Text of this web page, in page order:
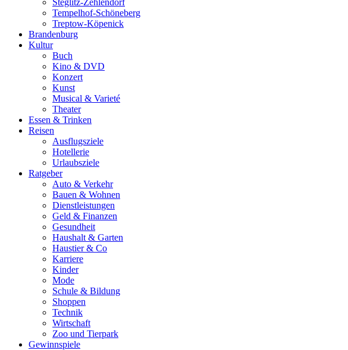
Steglitz-Zehlendorf
Tempelhof-Schöneberg
Treptow-Köpenick
Brandenburg
Kultur
Buch
Kino & DVD
Konzert
Kunst
Musical & Varieté
Theater
Essen & Trinken
Reisen
Ausflugsziele
Hotellerie
Urlaubsziele
Ratgeber
Auto & Verkehr
Bauen & Wohnen
Dienstleistungen
Geld & Finanzen
Gesundheit
Haushalt & Garten
Haustier & Co
Karriere
Kinder
Mode
Schule & Bildung
Shoppen
Technik
Wirtschaft
Zoo und Tierpark
Gewinnspiele